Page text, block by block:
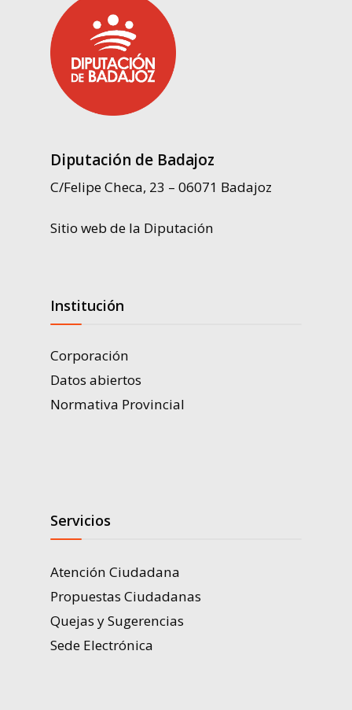
Diputación de Badajoz
C/Felipe Checa, 23 – 06071 Badajoz
Sitio web de la Diputación
Institución
Corporación
Datos abiertos
Normativa Provincial
Servicios
Atención Ciudadana
Propuestas Ciudadanas
Quejas y Sugerencias
Sede Electrónica